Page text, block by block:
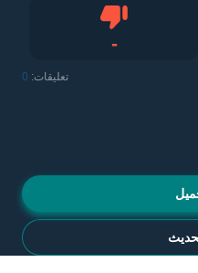
-
تعليقات: 0